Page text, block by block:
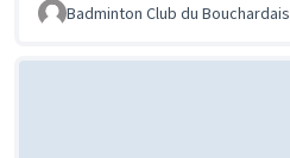
Badminton Club du Bouchardais